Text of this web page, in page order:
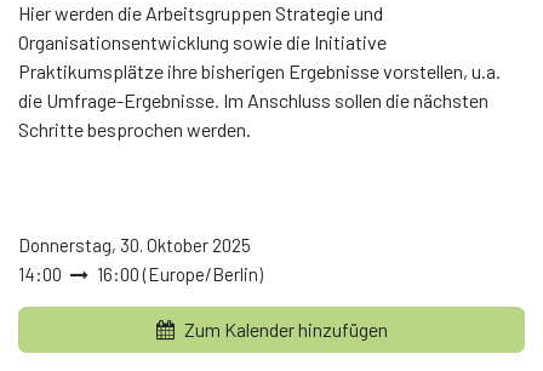
Hier werden die Arbeitsgruppen Strategie und
Organisationsentwicklung sowie die Initiative
Praktikumsplätze ihre bisherigen Ergebnisse vorstellen, u.a.
die Umfrage-Ergebnisse. Im Anschluss sollen die nächsten
Schritte besprochen werden.
Donnerstag, 30. Oktober 2025
14:00
16:00(Europe/Berlin)
Zum Kalender hinzufügen